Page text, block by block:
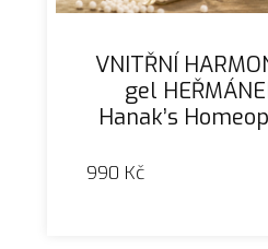
VNITŘNÍ
gel
Hanak’s
990 Kč